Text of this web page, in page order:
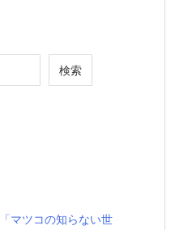
検索
マツコの知らない世